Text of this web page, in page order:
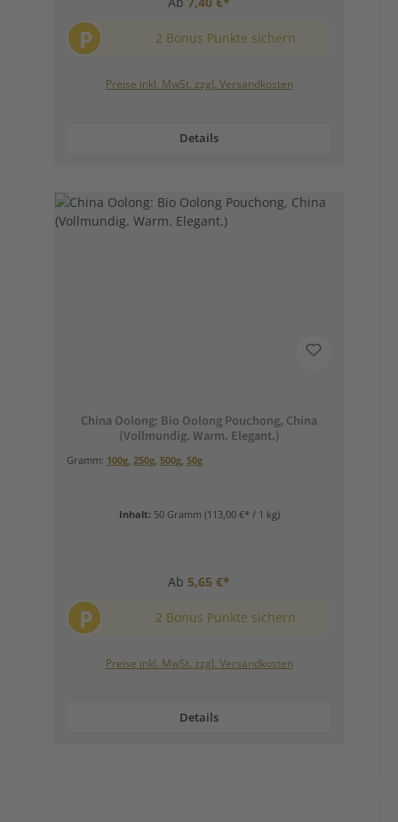
P 2 Bonus Punkte sichern
Preise inkl. MwSt. zzgl. Versandkosten
Details
China Oolong: Bio Oolong Pouchong, China
(Vollmundig. Warm. Elegant.)
Gramm: 100g, 250g, 500g, 50g
Inhalt: 50 Gramm (113,00 €* / 1 kg)
Ab 5,65 €*
P 2 Bonus Punkte sichern
Preise inkl. MwSt. zzgl. Versandkosten
Details